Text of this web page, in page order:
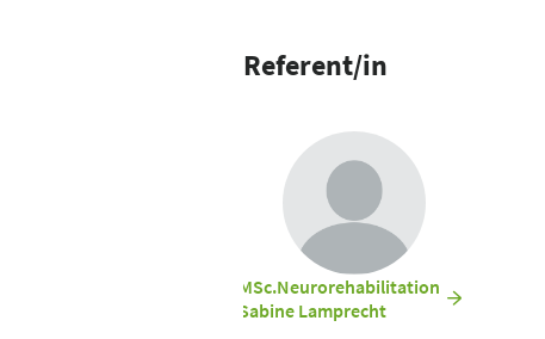
Referent/in
MSc.Neurorehabilitation
Sabine Lamprecht